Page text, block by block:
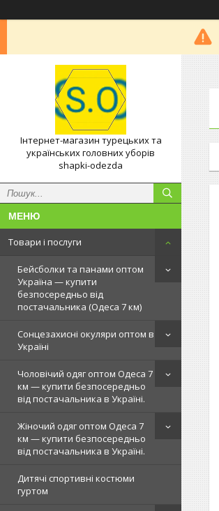
Інтернет-магазин турецьких та
українських головних уборів
shapki-odezda
Товари і послуги
Бейсболки та панами оптом
Україна — купити
безпосередньо від
постачальника (Одеса 7 км)
Сонцезахисні окуляри оптом в
Україні
Чоловічий одяг оптом Одеса 7
км — купити безпосередньо
від постачальника в Україні.
Жіночий одяг оптом Одеса 7
км — купити безпосередньо
від постачальника в Україні.
Дитячі спортивні костюми
гуртом